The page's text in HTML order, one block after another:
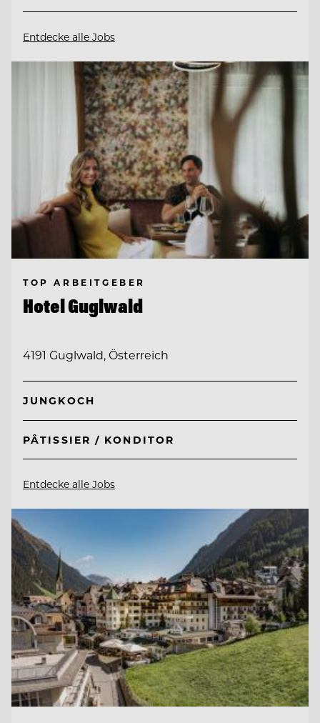
Entdecke alle Jobs
TOP ARBEITGEBER
Hotel Guglwald
4191 Guglwald, Österreich
JUNGKOCH
PÂTISSIER / KONDITOR
Entdecke alle Jobs